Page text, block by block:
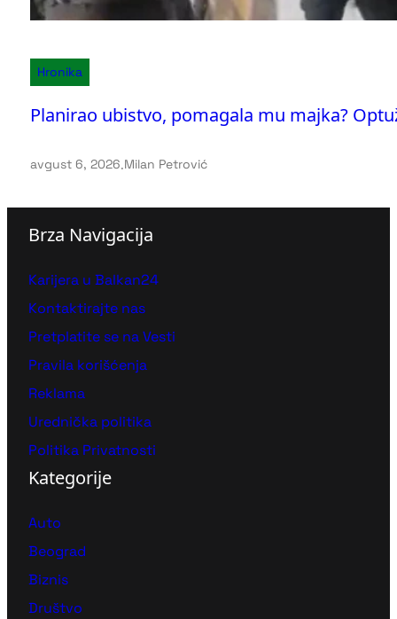
Hronika
Planirao ubistvo, pomagala mu majka?
avgust 6, 2026.Milan Petrović
Brza Navigacija
Karijera u Balkan24
Kontaktirajte nas
Pretplatite se na Vesti
Pravila korišćenja
Reklama
Urednička politika
Politika Privatnosti
Kategorije
Auto
Beograd
Biznis
Društvo